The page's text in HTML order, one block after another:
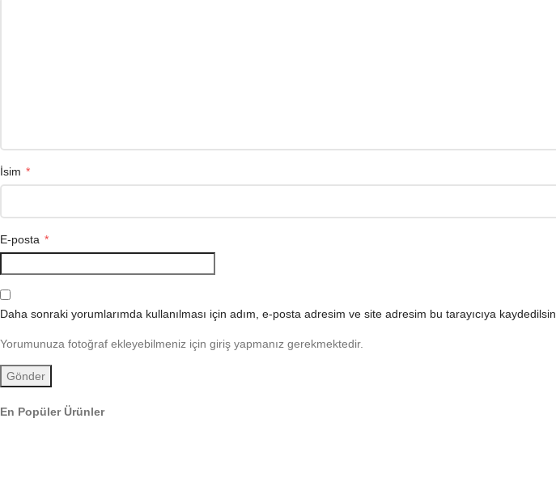
İsim *
E-posta *
Daha sonraki yorumlarımda kullanılması için adım, e-posta adresim ve site adresim bu tarayıcıya kaydedilsin.
Yorumunuza fotoğraf ekleyebilmeniz için giriş yapmanız gerekmektedir.
En Popüler Ürünler